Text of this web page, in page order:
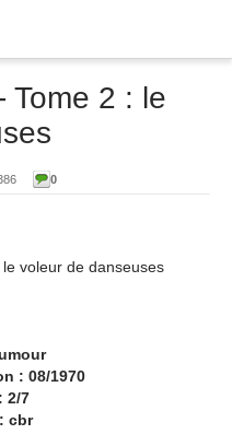
Tome 2 : le
0
voleur de danseuses
: 08/1970
2/7
cbr